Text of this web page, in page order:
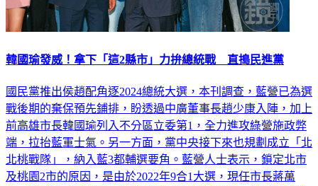
韓國瑜發威！拿下「這2縣市」力拚總統戰 直搗民進黨
國民黨推出侯趙配角逐2024總統大選，本刊調查，藍營已為選
戰後期的棄保預先鋪排，盼透過中廣董事長趙少康入陣，加上
前高雄市長韓國瑜列入不分區立委第1，全力進攻綠營施政弊
端，拉抬藍軍士氣。另一方面，黨中央接下來也規劃成立「北
北桃戰隊」，納入藍3都輔選要角。藍營人士表示，鎖定北市
及桃園2市的原因，是由於2022年9合1大選，現任市長蔣萬